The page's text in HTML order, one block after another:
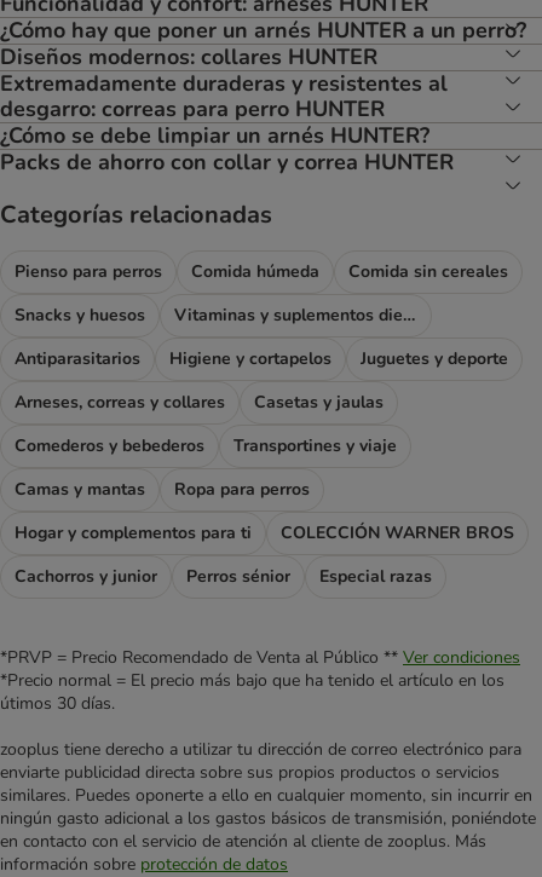
¿Cómo hay que poner un arnés HUNTER a un perro?
Diseños modernos: collares HUNTER
Extremadamente duraderas y resistentes al
desgarro: correas para perro HUNTER
¿Cómo se debe limpiar un arnés HUNTER?
Packs de ahorro con collar y correa HUNTER
Categorías relacionadas
Pienso para perros Comida húmeda
Comida sin cereales
Snacks y huesos
Vitaminas y suplementos dietéticos
Antiparasitarios
Higiene y cortapelos
Juguetes y deporte
Arneses, correas y collares
Casetas y jaulas
Comederos y bebederos
Transportines y viaje
Camas y mantas
Ropa para perros
Hogar y complementos para ti
COLECCIÓN WARNER BROS
Cachorros y junior
Perros sénior Especial razas
*PRVP = Precio Recomendado de Venta al Público ** Ver condiciones
*Precio normal = El precio más bajo que ha tenido el artículo en los
útimos 30 días.
zooplus tiene derecho a utilizar tu dirección de correo electrónico para
enviarte publicidad directa sobre sus propios productos o servicios
similares. Puedes oponerte a ello en cualquier momento, sin incurrir en
ningún gasto adicional a los gastos básicos de transmisión, poniéndote
en contacto con el servicio de atención al cliente de zooplus. Más
información sobre protección de datos